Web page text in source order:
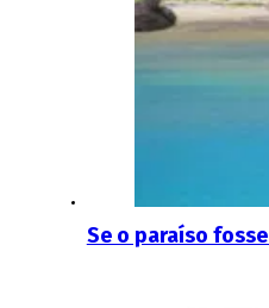
Se o paraíso